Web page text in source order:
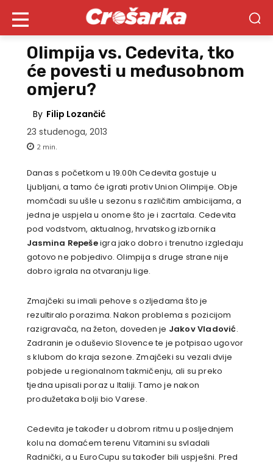
Olimpija vs. Cedevita, tko
će povesti u međusobnom
omjeru?
By Filip Lozančić
23 studenoga, 2013
2 min.
Danas s početkom u 19.00h Cedevita gostuje u
Ljubljani, a tamo će igrati protiv Union Olimpije. Obje
momčadi su ušle u sezonu s različitim ambicijama, a
jedna je uspjela u onome što je i zacrtala. Cedevita
pod vodstvom, aktualnog, hrvatskog izbornika
Jasmina Repešeigra jako dobro i trenutno izgledaju
gotovo ne pobjedivo. Olimpija s druge strane nije
dobro igrala na otvaranju lige.
Zmajčeki su imali pehove s ozljedama što je
rezultiralo porazima. Nakon problema s pozicijom
razigravača, na žeton, doveden je Jakov Vladović.
Zadranin je oduševio Slovence te je potpisao ugovor
s klubom do kraja sezone. Zmajčeki su vezali dvije
pobjede u regionalnom takmičenju, ali su preko
tjedna upisali poraz u Italiji. Tamo je nakon
produžetaka bolji bio Varese.
Cedevita je također u dobrom ritmu u posljednjem
kolu na domaćem terenu Vitamini su svladali
Radnički, a u EuroCupu su također bili uspješni. Pred